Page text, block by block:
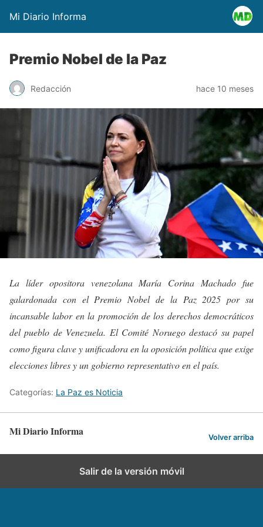
Mi Diario Informa
Premio Nobel de la Paz
Redacción hace 10 meses
La líder opositora venezolana María Corina Machado fue
galardonada con el Premio Nobel de la Paz 2025 por su
incansable labor en la promoción de los derechos democráticos
del pueblo de Venezuela. El Comité Noruego destacó su papel
como figura clave y unificadora en la oposición política que exige
elecciones libres y un gobierno representativo en el país.
Categorías: La Paz es Noticia
Mi Diario Informa Volver arriba
Salir de la versión móvil